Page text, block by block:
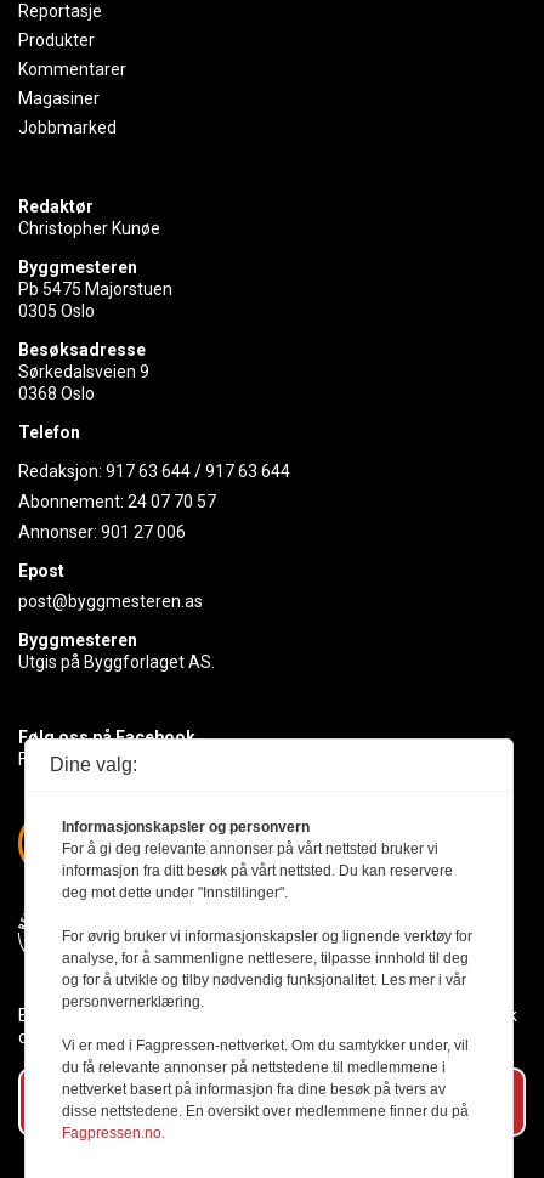
Reportasje
Produkter
Kommentarer
Magasiner
Jobbmarked
Redaktør
Christopher Kunøe
Byggmesteren
Pb 5475 Majorstuen
0305 Oslo
Besøksadresse
Sørkedalsveien 9
0368 Oslo
Telefon
Redaksjon: 917 63 644/917 63 644
Abonnement: 24 07 70 57
Annonser: 901 27 006
Epost
post@byggmesteren.as
Byggmesteren
Utgis på Byggforlaget AS.
Følg oss på Facebook
Få med deg det siste innen byggebransjen
Byggmesteren følger Vær Varsom-plakaten og presseetikken slik
den er nedfelt i Redaktørplakaten.
Abonner på vårt nyhetsbrev
Dine valg:
Informasjonskapsler og personvern
For å gi deg relevante annonser på vårt nettsted bruker vi
informasjon fra ditt besøk på vårt nettsted. Du kan reservere
deg mot dette under "Innstillinger".
For øvrig bruker vi informasjonskapsler og lignende verktøy for
analyse, for å sammenligne nettlesere, tilpasse innhold til deg
og for å utvikle og tilby nødvendig funksjonalitet. Les mer i vår
personvernerklæring.
Vi er med i Fagpressen-nettverket. Om du samtykker under, vil
du få relevante annonser på nettstedene til medlemmene i
nettverket basert på informasjon fra dine besøk på tvers av
disse nettstedene. En oversikt over medlemmene finner du på
Fagpressen.no.